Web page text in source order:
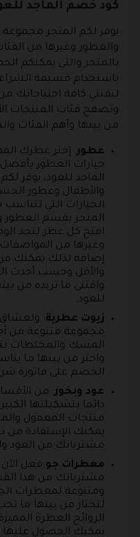
كود خصم الماجد
يوفر لكم المتجر
والعطور وغيرها من
بالمتجر والتي يمكنكم
باستخدام قسيمة
لتقتني كافة احتياجاتك
وتصفح فئات المنتجات
من بينها وأهم الفئات
عطور: إختر عطرك
خيارات العطور
الماجد للعود، يوفر
والأطفال وعطور
الخيارات التي تتناسب
المتجر بقسم العطور
افتح كل عطر لتجد
وغيرها من
إضافة لذلك يمكنك
والأقل وحسب أحدث
واقتنى ما تريده من
للعود.
زيوت عطرية: ولعشاق
مجموعة متنوعة من
المسك والمخلطات
واختر من بينها ما
الخصم على فاتورة
عود وبخور: من
دائما بتشكيلتها
منتجات المعمول
مشترياتك من العود
معطرات جو:فعل
مشترياتك من هذا
ومتنوعة لمعطرات
لتختار من بينها ما
الروائح العطرة
يمكنك الحصول عليها